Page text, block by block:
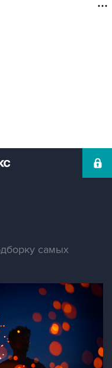
самых